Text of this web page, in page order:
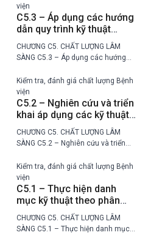
giá Đoàn đánh giá 1…
viện
C5.3 – Áp dụng các hướng
dẫn quy trình kỹ thuật
khám bệnh, chữa bệnh và
triển khai các biện pháp
giám sát chất lượng
CHƯƠNG C5. CHẤT LƯỢNG LÂM
SÀNG C5.3 – Áp dụng các hướng
chữa bệnh và triển khai các biện
pháp giám sát chất lượng Mức…
Kiểm tra, đánh giá chất lượng Bệnh
viện
C5.2 – Nghiên cứu và triển
khai áp dụng các kỹ thuật
mới, phương pháp mới
CHƯƠNG C5. CHẤT LƯỢNG LÂM
SÀNG C5.2 – Nghiên cứu và triển
phương pháp mới Mức Bậc thang
chất lượng Bệnh viện tự đánh giá…
Kiểm tra, đánh giá chất lượng Bệnh
viện
C5.1 – Thực hiện danh
mục kỹ thuật theo phân
tuyến kỹ thuật
CHƯƠNG C5. CHẤT LƯỢNG LÂM
SÀNG C5.1 – Thực hiện danh mục